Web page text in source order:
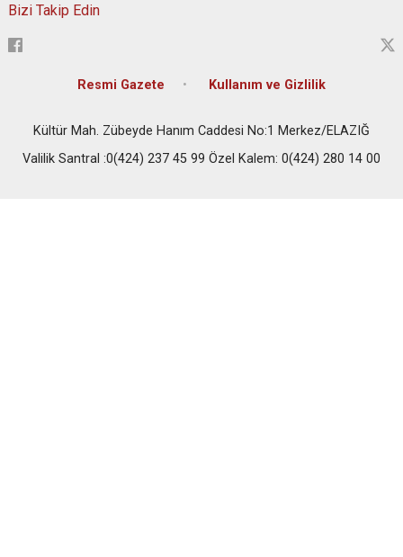
Bizi Takip Edin
Resmi Gazete Kullanım ve Gizlilik
Kültür Mah. Zübeyde Hanım Caddesi No:1 Merkez/ELAZIĞ
Valilik Santral :0(424) 237 45 99 Özel Kalem: 0(424) 280 14 00